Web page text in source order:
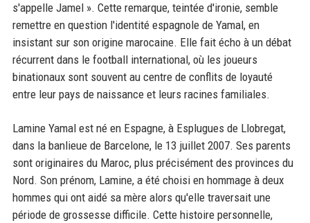
s'appelle Jamel ». Cette remarque, teintée d'ironie, semble
remettre en question l'identité espagnole de Yamal, en
insistant sur son origine marocaine. Elle fait écho à un débat
récurrent dans le football international, où les joueurs
binationaux sont souvent au centre de conflits de loyauté
entre leur pays de naissance et leurs racines familiales.
Lamine Yamal est né en Espagne, à Esplugues de Llobregat,
dans la banlieue de Barcelone, le 13 juillet 2007. Ses parents
sont originaires du Maroc, plus précisément des provinces du
Nord. Son prénom, Lamine, a été choisi en hommage à deux
hommes qui ont aidé sa mère alors qu'elle traversait une
période de grossesse difficile. Cette histoire personnelle,